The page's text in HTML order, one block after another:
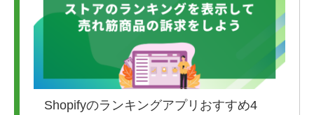
Shopifyのランキングアプリおすすめ4